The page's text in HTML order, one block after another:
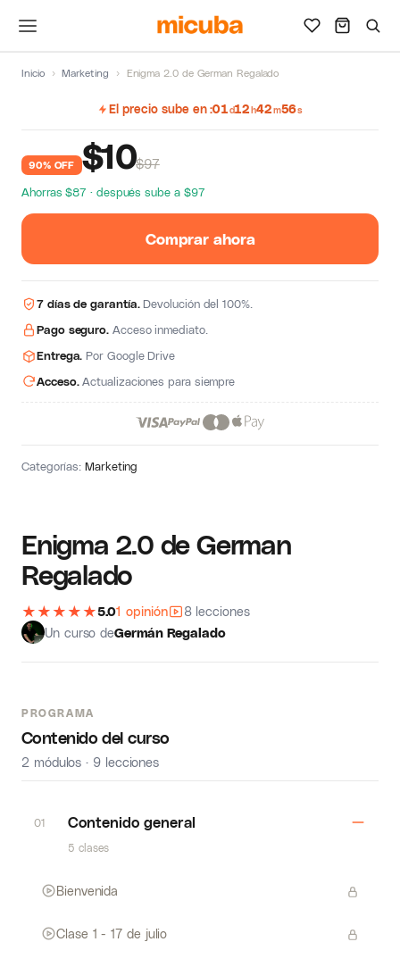
Inicio › Marketing › Enigma 2.0 de German Regalado
Enigma 2.0 de German
Regalado
★ ★ ★ ★ ★5.01 opinión
8 lecciones
Un curso deGermán Regalado
PROGRAMA
Contenido del curso
2 módulos · 9 lecciones
01 Contenido general
5 clases
Bienvenida
Clase 1 - 17 de julio
El precio sube en 01d12h42m55s
90% OFF $10$97
Ahorras $87 · después sube a $97
Comprar ahora
7 días de garantía.Devolución del 100%.
Pago seguro. Acceso inmediato.
Entrega. Por Google Drive
Acceso.Actualizaciones para siempre
Categorías:Marketing